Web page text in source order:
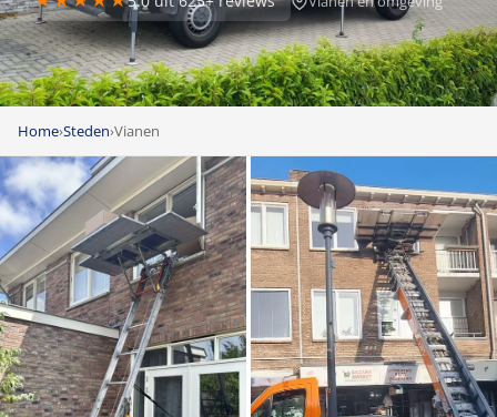
Home›Steden›Vianen